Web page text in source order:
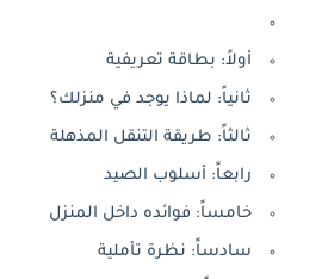
أولاً: بطاقة تعريفية
ثانياً: لماذا يوجد في منزلك؟
ثالثاً: طريقة التنقل المذهلة
رابعاً: أسلوب الصيد
خامساً: فوائده داخل المنزل
سادساً: نظرة تأملية